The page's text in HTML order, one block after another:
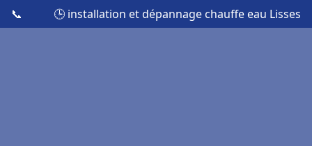
📞 🕒 installation et dépannage chauffe eau Lisses